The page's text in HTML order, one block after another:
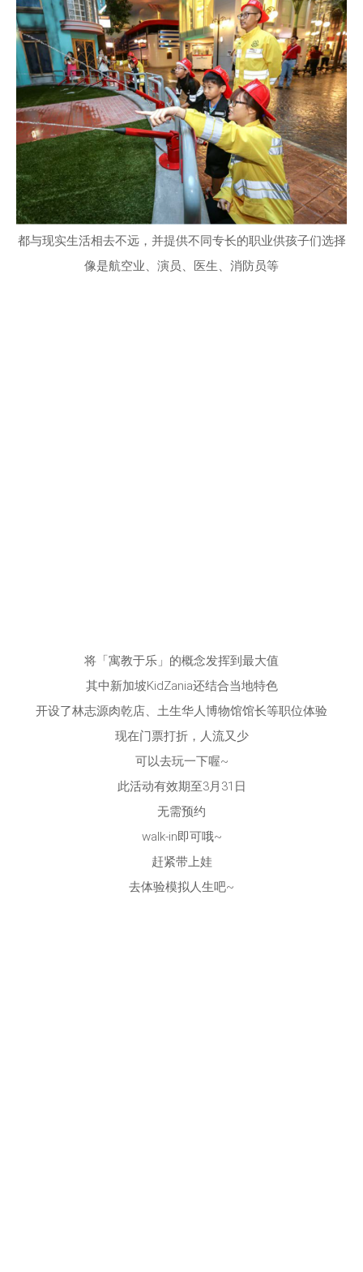
都与现实生活相去不远，并提供不同专长的职业供孩子们选择
像是航空业、演员、医生、消防员等
将「寓教于乐」的概念发挥到最大值
其中新加坡KidZania还结合当地特色
开设了林志源肉乾店、土生华人博物馆馆长等职位体验
现在门票打折，人流又少
可以去玩一下喔~
此活动有效期至3月31日
无需预约
walk-in即可哦~
赶紧带上娃
去体验模拟人生吧~